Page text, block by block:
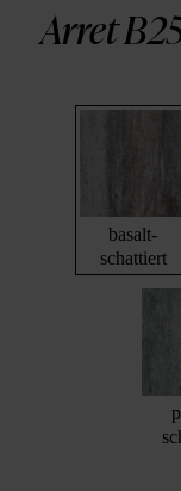
Arret
basalt-
schattiert